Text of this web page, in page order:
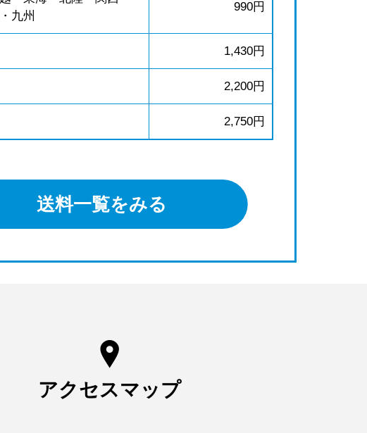
九州
990円
1,430円
2,200円
2,750円
送料一覧をみる
アクセスマップ